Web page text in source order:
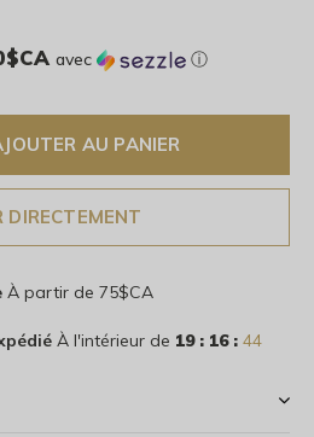
avec ⓘ
AU PANIER
DIRECTEMENT
À partir de 75$CA
À l'intérieur de 19 : 16 : 44